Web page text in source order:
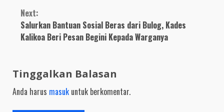
Next:
Salurkan Bantuan Sosial Beras dari Bulog, Kades
Kalikoa Beri Pesan Begini Kepada Warganya
Tinggalkan Balasan
Anda harus masuk untuk berkomentar.